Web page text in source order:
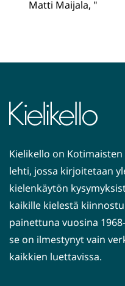
Matti Maijala, "
Kielikello on
lehti, jossa kirjoitetaan
kielenkäytön
kaikille kielestä
painettuna vuosina
se on ilmestynyt vain
kaikkien luettavissa.